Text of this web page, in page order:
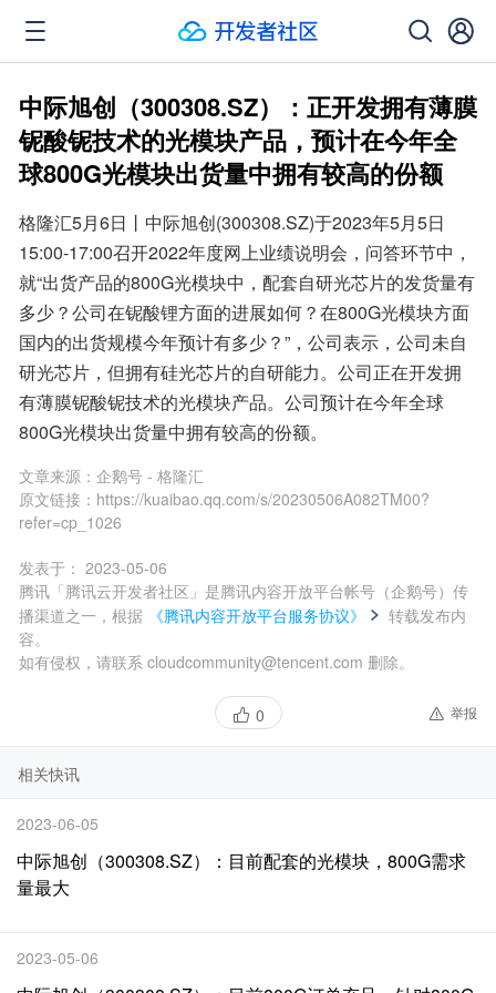
中际旭创（300308.SZ）：正开发拥有薄膜
铌酸铌技术的光模块产品，预计在今年全
球800G光模块出货量中拥有较高的份额
格隆汇5月6日丨中际旭创(300308.SZ)于2023年5月5日
15:00-17:00召开2022年度网上业绩说明会，问答环节中，
就“出货产品的800G光模块中，配套自研光芯片的发货量有
多少？公司在铌酸锂方面的进展如何？在800G光模块方面
国内的出货规模今年预计有多少？”，公司表示，公司未自
研光芯片，但拥有硅光芯片的自研能力。公司正在开发拥
有薄膜铌酸铌技术的光模块产品。公司预计在今年全球
800G光模块出货量中拥有较高的份额。
文章来源： 企鹅号 - 格隆汇
原文链接： https://kuaibao.qq.com/s/20230506A082TM00?
refer=cp_1026
发表于： 2023-05-06
腾讯「腾讯云开发者社区」是腾讯内容开放平台帐号（企鹅号）传
播渠道之一，根据
《腾讯内容开放平台服务协议》
转载发布内
容。
如有侵权，请联系 cloudcommunity@tencent.com 删除。
0 举报
相关快讯
2023-06-05
中际旭创（300308.SZ）：目前配套的光模块，800G需求
量最大
2023-05-06